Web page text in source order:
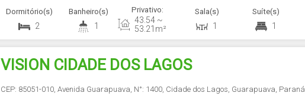
2
Dormitório(s)
1
Banheiro(s) Privativo:
43 .54 ~
53 .21 m² 1
Sala(s)
1
Suíte(s)
Paisagismo com espécies nativas 🐶 Espaço Pet e Pet Care...
VISION CIDADE DOS LAGOS
CEP: 85051-010,Avenida Guarapuava, N°: 1400, Cidade dos Lagos, Guarapuava, Paraná